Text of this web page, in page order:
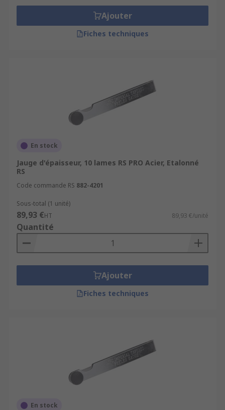
Ajouter
Fiches techniques
En stock
Jauge d'épaisseur, 10 lames RS PRO Acier, Etalonné
RS
Code commande RS 882-4201
Sous-total (1 unité)
89,93 €HT 89,93 €/unité
Quantité
Ajouter
Fiches techniques
En stock